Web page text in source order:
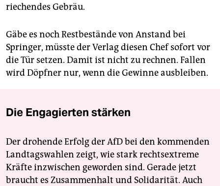
riechendes Gebräu.
Gäbe es noch Restbestände von Anstand bei
Springer, müsste der Verlag diesen Chef sofort vor
die Tür setzen. Damit ist nicht zu rechnen. Fallen
wird Döpfner nur, wenn die Gewinne ausbleiben.
Die Engagierten stärken
Der drohende Erfolg der AfD bei den kommenden
Landtagswahlen zeigt, wie stark rechtsextreme
Kräfte inzwischen geworden sind. Gerade jetzt
braucht es Zusammenhalt und Solidarität. Auch